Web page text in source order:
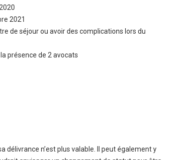
2021
de séjour ou avoir des complications lors du
présence de 2 avocats
délivrance n’est plus valable. Il peut également y